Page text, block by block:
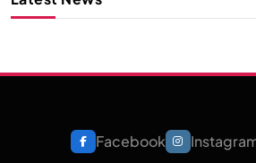
Facebook